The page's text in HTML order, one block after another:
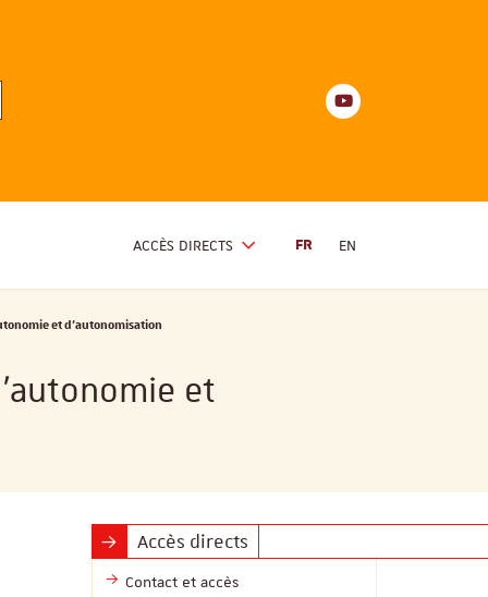
Youtube
ACCÈS DIRECTS FR EN
et d’autonomisation
et
Accès directs
Contact et accès